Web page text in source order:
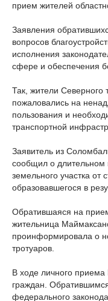
прием жителей
Заявления
вопросов
исполнения
сфере и обеспечения
Так, жители Северного
пожаловались на
пользования и
транспортной
Заявитель из
сообщил о длительном
земельного участка от
образовавшегося в
Обратившаяся на
жительница
проинформировала о
тротуаров.
В ходе личного
граждан.
федерального